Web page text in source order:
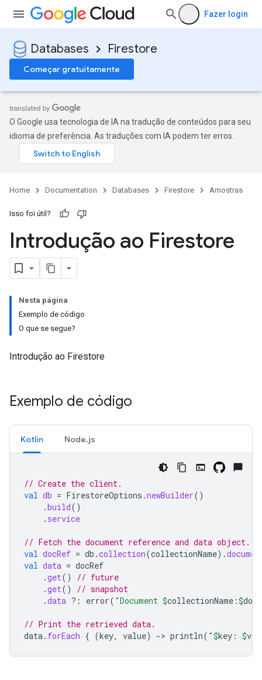
Fazer login
Databases Firestore
Começar gratuitamente
O Google usa tecnologia de IA na tradução de conteúdos para seu
idioma de preferência. As traduções com IA podem ter erros.
Home Documentation Databases Firestore Amostras
Isso foi útil?
Introdução ao Firestore
Nesta página
Exemplo de código
O que se segue?
Introdução ao Firestore
Exemplo de código
Kotlin Node.js
// Create the client.
val db = FirestoreOptions .newBuilder()
.build()
. service
// Fetch the document reference and data object.
val docRef = db .collection(collectionName).
val data = docRef
.get()
// future
.get()
// snapshot
.data ?: error( "Document $collectionName :$
// Print the retrieved data.
data. forEach { (key, value) -> println( "$key : $